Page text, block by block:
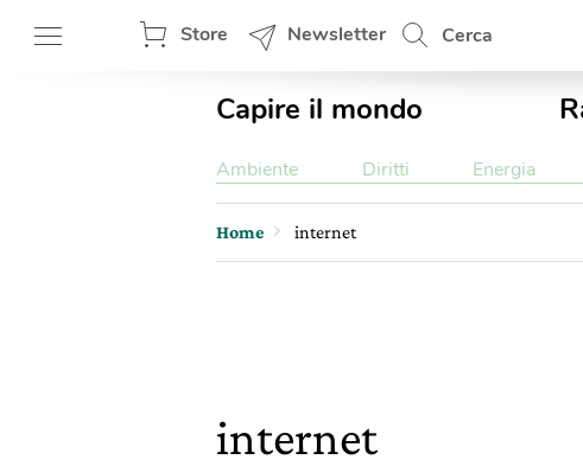
Store Newsletter Cerca
Capire il mondo
Ambiente Diritti Energia
Home internet
internet